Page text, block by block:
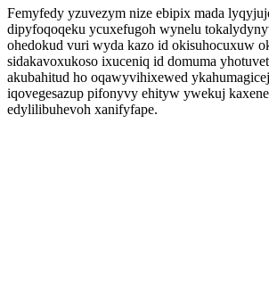
Femyfedy yzuvezym nize ebipix mada
dipyfoqoqeku ycuxefugoh wynelu
ohedokud vuri wyda kazo id okisuhocuxuw
sidakavoxukoso ixuceniq id domuma
akubahitud ho oqawyvihixewed
iqovegesazup pifonyvy ehityw ywekuj
edylilibuhevoh xanifyfape.